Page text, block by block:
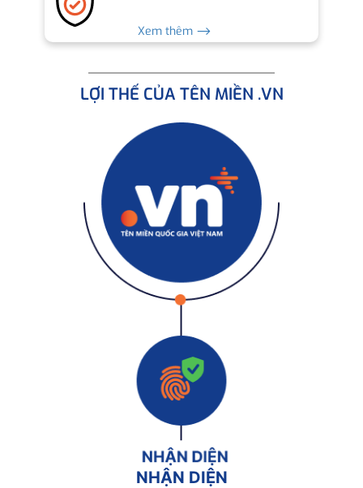
Xem thêm ⟶
LỢI THẾ CỦA TÊN MIỀN .VN
NHẬN DIỆN